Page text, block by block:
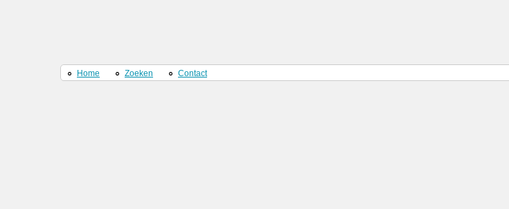
Home Zoeken Contact